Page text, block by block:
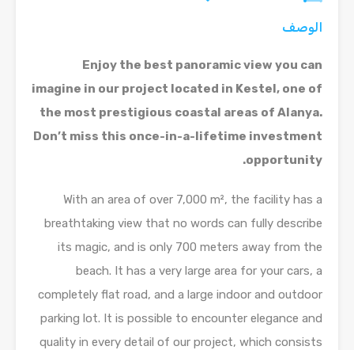
الوصف
Enjoy the best panoramic view you can
imagine in our project located in Kestel, one of
the most prestigious coastal areas of Alanya.
Don’t miss this once-in-a-lifetime investment
opportunity.
With an area of ​​over 7,000 m², the facility has a
breathtaking view that no words can fully describe
its magic, and is only 700 meters away from the
beach. It has a very large area for your cars, a
completely flat road, and a large indoor and outdoor
parking lot. It is possible to encounter elegance and
quality in every detail of our project, which consists